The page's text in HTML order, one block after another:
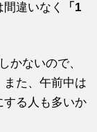
違いなく
「1
かないので、
た、午前中は
する人も多いか